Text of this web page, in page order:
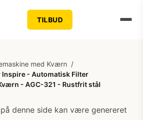
TILBUD
med Kværn /
Inspire - Automatisk Filter
- AGC-321 - Rustfrit stål
denne side kan være genereret